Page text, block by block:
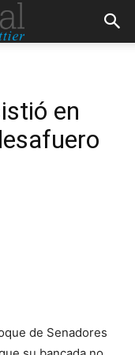
en
de Senadores